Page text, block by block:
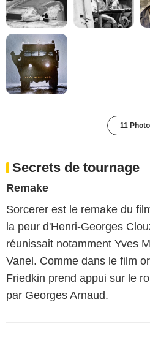
11
Secrets de tournage
Remake
Sorcerer est le remake du
la peur d'Henri-Georges
réunissait notamment Yves
Vanel. Comme dans le film
Friedkin prend appui sur le
par Georges Arnaud.